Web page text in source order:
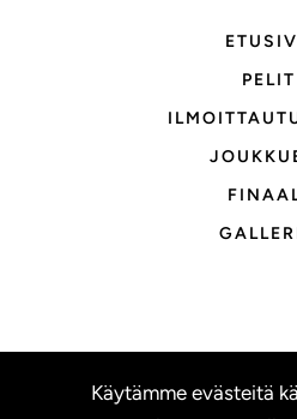
PELIT
OTA
Käytämme evästeitä